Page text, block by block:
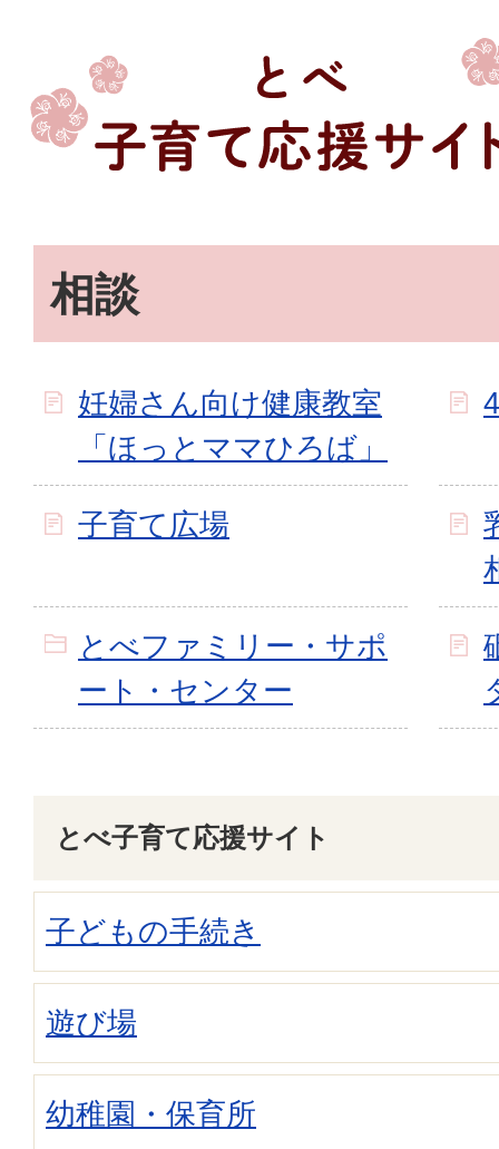
相談
妊婦さん向け健康教室
「ほっとママひろば」
子育て広場
とべファミリー・サポ
ート・センター
とべ子育て応援サイト
子どもの手続き
遊び場
幼稚園・保育所